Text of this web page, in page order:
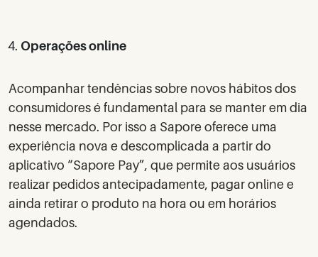
Operações online
Acompanhar tendências sobre novos hábitos dos
consumidores é fundamental para se manter em dia
nesse mercado. Por isso a Sapore oferece uma
experiência nova e descomplicada a partir do
aplicativo “Sapore Pay”, que permite aos usuários
realizar pedidos antecipadamente, pagar online e
ainda retirar o produto na hora ou em horários
agendados.